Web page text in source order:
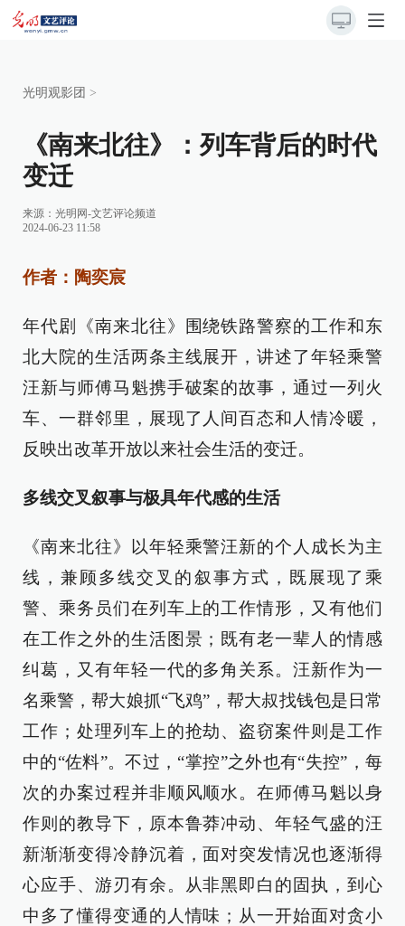
光明观影团 >
《南来北往》：列车背后的时代
变迁
来源： 光明网-文艺评论频道
2024-06-23 11:58
作者：陶奕宸
年代剧《南来北往》围绕铁路警察的工作和东
北大院的生活两条主线展开，讲述了年轻乘警
汪新与师傅马魁携手破案的故事，通过一列火
车、一群邻里，展现了人间百态和人情冷暖，
反映出改革开放以来社会生活的变迁。
多线交叉叙事与极具年代感的生活
《南来北往》以年轻乘警汪新的个人成长为主
线，兼顾多线交叉的叙事方式，既展现了乘
警、乘务员们在列车上的工作情形，又有他们
在工作之外的生活图景；既有老一辈人的情感
纠葛，又有年轻一代的多角关系。汪新作为一
名乘警，帮大娘抓“飞鸡”，帮大叔找钱包是日常
工作；处理列车上的抢劫、盗窃案件则是工作
中的“佐料”。不过，“掌控”之外也有“失控”，每
次的办案过程并非顺风顺水。在师傅马魁以身
作则的教导下，原本鲁莽冲动、年轻气盛的汪
新渐渐变得冷静沉着，面对突发情况也逐渐得
心应手、游刃有余。从非黑即白的固执，到心
中多了懂得变通的人情味；从一开始面对贪小